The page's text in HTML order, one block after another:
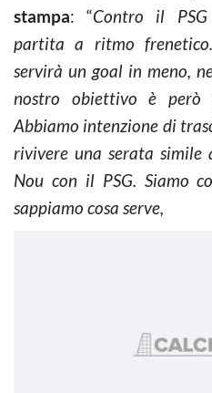
stampa: “Contro il
partita a ritmo
servirà un goal in meno,
nostro obiettivo è però
Abbiamo intenzione di
rivivere una serata simile
Nou con il PSG. Siamo
sappiamo cosa serve,